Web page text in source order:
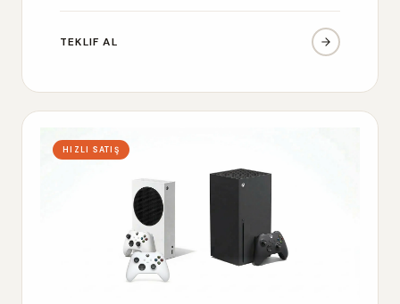
TEKLIF AL
HIZLI SATIŞ